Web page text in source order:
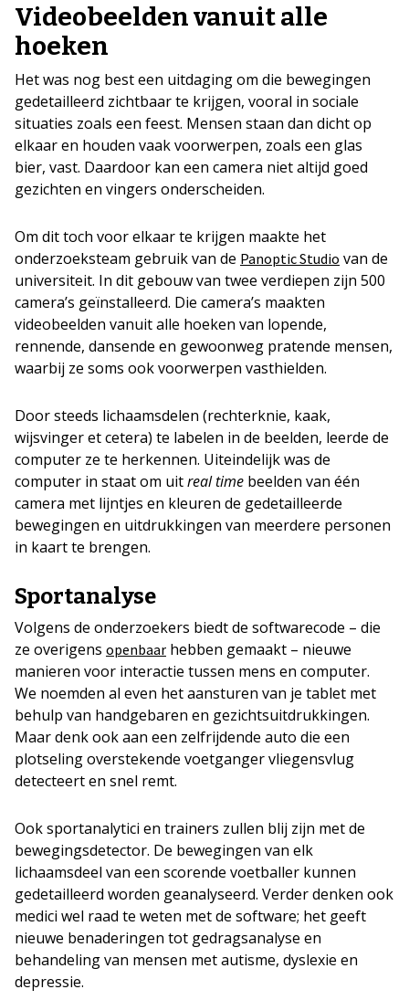
Videobeelden vanuit alle
hoeken
Het was nog best een uitdaging om die bewegingen
gedetailleerd zichtbaar te krijgen, vooral in sociale
situaties zoals een feest. Mensen staan dan dicht op
elkaar en houden vaak voorwerpen, zoals een glas
bier, vast. Daardoor kan een camera niet altijd goed
gezichten en vingers onderscheiden.
Om dit toch voor elkaar te krijgen maakte het
onderzoeksteam gebruik van de Panoptic Studio van de
universiteit. In dit gebouw van twee verdiepen zijn 500
camera’s geïnstalleerd. Die camera’s maakten
videobeelden vanuit alle hoeken van lopende,
rennende, dansende en gewoonweg pratende mensen,
waarbij ze soms ook voorwerpen vasthielden.
Door steeds lichaamsdelen (rechterknie, kaak,
wijsvinger et cetera) te labelen in de beelden, leerde de
computer ze te herkennen. Uiteindelijk was de
computer in staat om uitreal time beelden van één
camera met lijntjes en kleuren de gedetailleerde
bewegingen en uitdrukkingen van meerdere personen
in kaart te brengen.
Sportanalyse
Volgens de onderzoekers biedt de softwarecode – die
ze overigens openbaar hebben gemaakt – nieuwe
manieren voor interactie tussen mens en computer.
We noemden al even het aansturen van je tablet met
behulp van handgebaren en gezichtsuitdrukkingen.
Maar denk ook aan een zelfrijdende auto die een
plotseling overstekende voetganger vliegensvlug
detecteert en snel remt.
Ook sportanalytici en trainers zullen blij zijn met de
bewegingsdetector. De bewegingen van elk
lichaamsdeel van een scorende voetballer kunnen
gedetailleerd worden geanalyseerd. Verder denken ook
medici wel raad te weten met de software; het geeft
nieuwe benaderingen tot gedragsanalyse en
behandeling van mensen met autisme, dyslexie en
depressie.